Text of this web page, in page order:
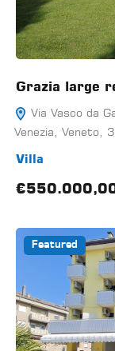
Grazia large
Via Vasco da
Venezia, Veneto,
Villa
Featured